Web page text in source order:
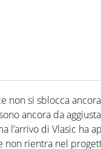
non si sblocca
ancora da
l’arrivo di Vlasic ha
non rientra nel